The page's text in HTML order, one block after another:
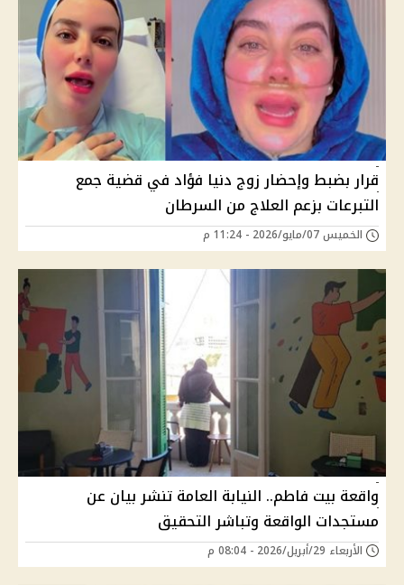
قرار بضبط وإحضار زوج دنيا فؤاد في قضية جمع
التبرعات بزعم العلاج من السرطان
الخميس 07/مايو/2026 - 11:24 م
واقعة بيت فاطم.. النيابة العامة تنشر بيان عن
مستجدات الواقعة وتباشر التحقيق
الأربعاء 29/أبريل/2026 - 08:04 م